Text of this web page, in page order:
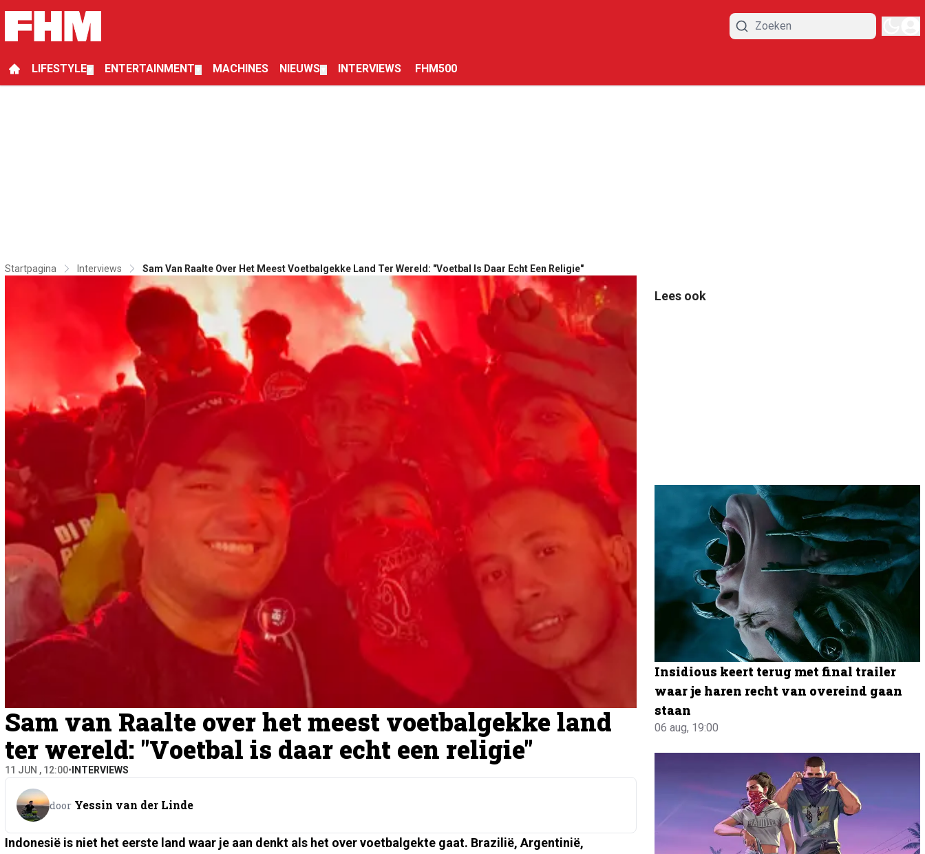
LIFESTYLE ENTERTAINMENT MACHINES NIEUWS INTERVIEWS FHM500
Startpagina Interviews Sam Van Raalte Over Het Meest Voetbalgekke Land Ter Wereld: "Voetbal Is Daar Echt Een Religie"
Sam van Raalte over het meest voetbalgekke land
ter wereld: "Voetbal is daar echt een religie"
11 JUN , 12:00• INTERVIEWS
door Yessin van der Linde
Indonesië is niet het eerste land waar je aan denkt als het over voetbalgekte gaat. Brazilië, Argentinië,
Lees ook
Insidious keert terug met final trailer
waar je haren recht van overeind gaan
staan
06 aug, 19:00